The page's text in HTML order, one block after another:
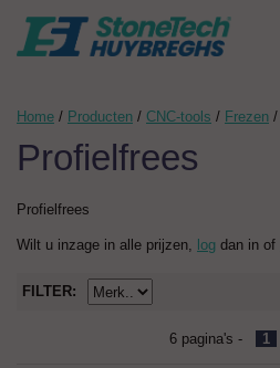
Home / Producten / CNC-tools / Frezen /
Profielfrees
Profielfrees
Wilt u inzage in alle prijzen, log dan in of
FILTER:
6 pagina's - 1